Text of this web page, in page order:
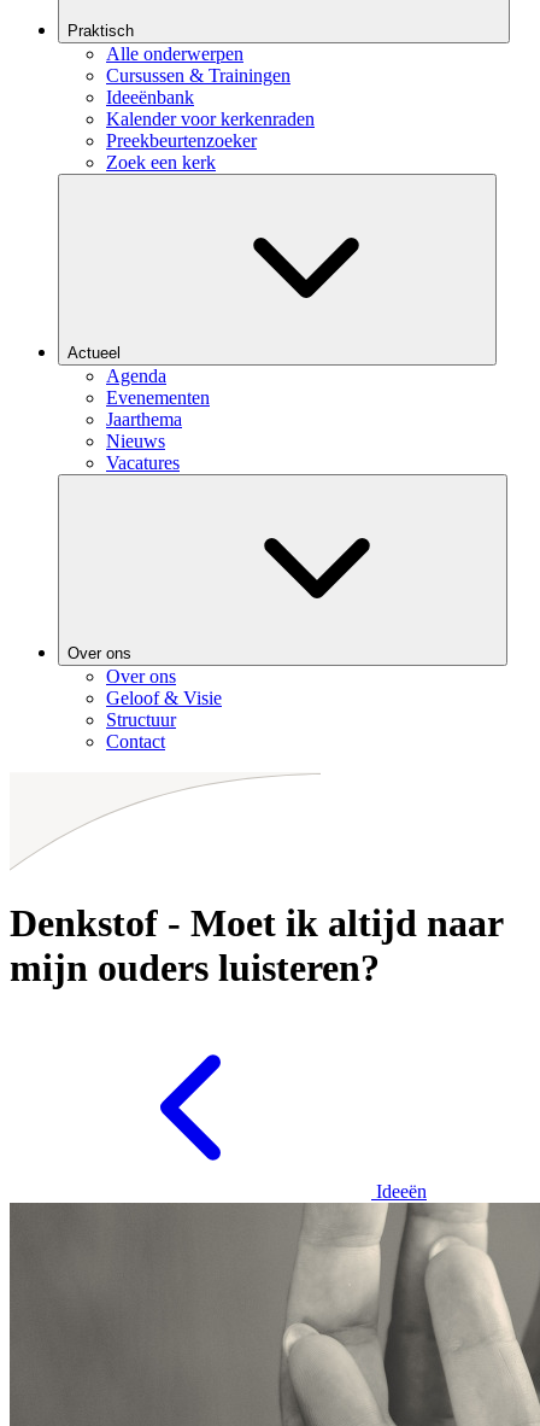
Praktisch
Alle onderwerpen
Cursussen & Trainingen
Ideeënbank
Kalender voor kerkenraden
Preekbeurtenzoeker
Zoek een kerk
Actueel
Agenda
Evenementen
Jaarthema
Nieuws
Vacatures
Over ons
Over ons
Geloof & Visie
Structuur
Contact
Denkstof - Moet ik altijd naar
mijn ouders luisteren?
Ideeën